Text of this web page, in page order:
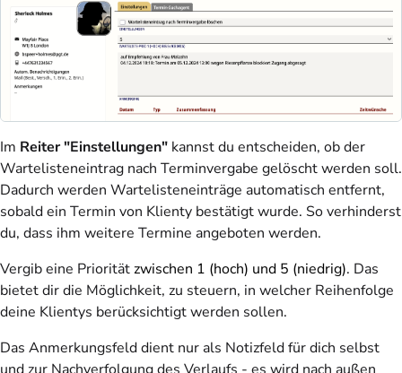
Im Reiter "Einstellungen" kannst du entscheiden, ob der
Wartelisteneintrag nach Terminvergabe gelöscht werden soll.
Dadurch werden Wartelisteneinträge automatisch entfernt,
sobald ein Termin von Klienty bestätigt wurde. So verhinderst
du, dass ihm weitere Termine angeboten werden.
Vergib eine Prioritätzwischen 1 (hoch) und 5 (niedrig). Das
bietet dir die Möglichkeit, zu steuern, in welcher Reihenfolge
deine Klientys berücksichtigt werden sollen.
Das Anmerkungsfeld dient nur als Notizfeld für dich selbst
und zur Nachverfolgung des Verlaufs - es wird nach außen